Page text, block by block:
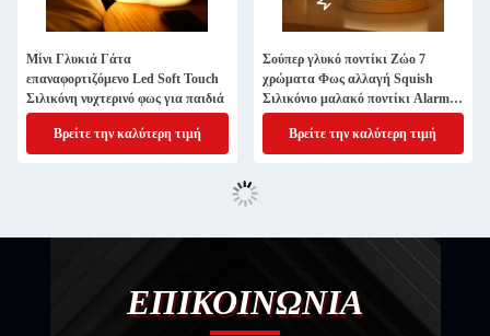
Μίνι Γλυκιά Γάτα
επαναφορτιζόμενο Led Soft Touch
Σιλικόνη νυχτερινό φως για παιδιά
Βρείτε την καλύτερη τιμή
Σούπερ γλυκό ποντίκι Ζώο 7
χρώματα Φως αλλαγή Squish
Σιλικόνιο μαλακό ποντίκι Alarm
Clock Νυχτερινό φως
Βρείτε την καλύτερη τιμή
ΕΠΙΚΟΙΝΩΝΙΑ